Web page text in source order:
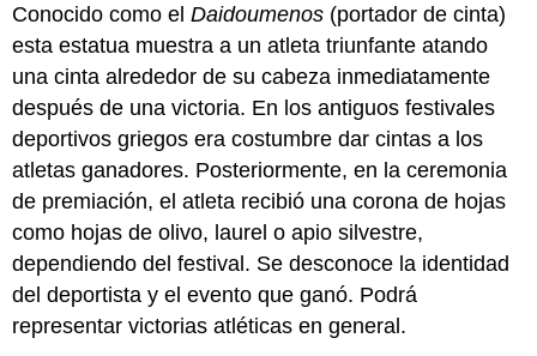
Conocido como elDaidoumenos (portador de cinta)
esta estatua muestra a un atleta triunfante atando
una cinta alrededor de su cabeza inmediatamente
después de una victoria. En los antiguos festivales
deportivos griegos era costumbre dar cintas a los
atletas ganadores. Posteriormente, en la ceremonia
de premiación, el atleta recibió una corona de hojas
como hojas de olivo, laurel o apio silvestre,
dependiendo del festival. Se desconoce la identidad
del deportista y el evento que ganó. Podrá
representar victorias atléticas en general.